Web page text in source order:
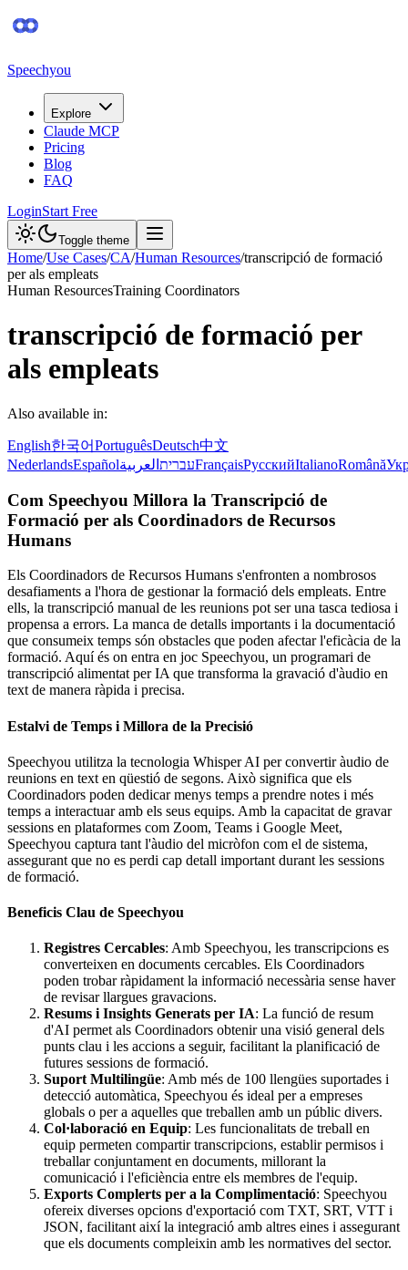
Speechyou
Explore
Claude MCP
Pricing
Blog
FAQ
LoginStart Free
Toggle theme
Home/Use Cases/CA/Human Resources/transcripció de formació
per als empleats
Human ResourcesTraining Coordinators
transcripció de formació per
als empleats
Also available in:
English한국어PortuguêsDeutsch中文
NederlandsEspañol עברית العربية FrançaisРусскийItalianoRomână
Com Speechyou Millora la Transcripció de
Formació per als Coordinadors de Recursos
Humans
Els Coordinadors de Recursos Humans s'enfronten a nombrosos
desafiaments a l'hora de gestionar la formació dels empleats. Entre
ells, la transcripció manual de les reunions pot ser una tasca tediosa i
propensa a errors. La manca de detalls importants i la documentació
que consumeix temps són obstacles que poden afectar l'eficàcia de la
formació. Aquí és on entra en joc Speechyou, un programari de
transcripció alimentat per IA que transforma la gravació d'àudio en
text de manera ràpida i precisa.
Estalvi de Temps i Millora de la Precisió
Speechyou utilitza la tecnologia Whisper AI per convertir àudio de
reunions en text en qüestió de segons. Això significa que els
Coordinadors poden dedicar menys temps a prendre notes i més
temps a interactuar amb els seus equips. Amb la capacitat de gravar
sessions en plataformes com Zoom, Teams i Google Meet,
Speechyou captura tant l'àudio del micròfon com el de sistema,
assegurant que no es perdi cap detall important durant les sessions
de formació.
Beneficis Clau de Speechyou
Registres Cercables: Amb Speechyou, les transcripcions es
converteixen en documents cercables. Els Coordinadors
poden trobar ràpidament la informació necessària sense haver
de revisar llargues gravacions.
Resums i Insights Generats per IA: La funció de resum
d'AI permet als Coordinadors obtenir una visió general dels
punts clau i les accions a seguir, facilitant la planificació de
futures sessions de formació.
Suport Multilingüe: Amb més de 100 llengües suportades i
detecció automàtica, Speechyou és ideal per a empreses
globals o per a aquelles que treballen amb un públic divers.
Col·laboració en Equip: Les funcionalitats de treball en
equip permeten compartir transcripcions, establir permisos i
treballar conjuntament en documents, millorant la
comunicació i l'eficiència entre els membres de l'equip.
Exports Complerts per a la Complimentació: Speechyou
ofereix diverses opcions d'exportació com TXT, SRT, VTT i
JSON, facilitant així la integració amb altres eines i assegurant
que els documents compleixin amb les normatives del sector.